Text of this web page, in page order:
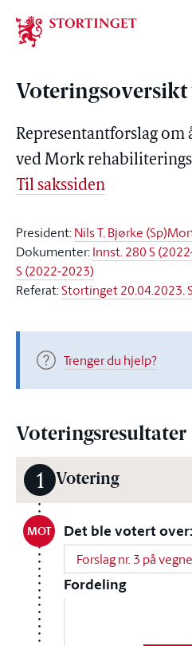
Stortinget.no
Voteringsoversikt
Representantforslag
ved Mork
Til sakssiden
President:Nils T. Bjørke (Sp)
Dokumenter:Innst. 280 S
S (2022-2023)
Referat:Stortinget 20.04.2023.
Trenger du hjelp?
Voteringsresultater
1 Votering
MOT Det ble votert over:
Forslag nr. 3 på
Fordeling